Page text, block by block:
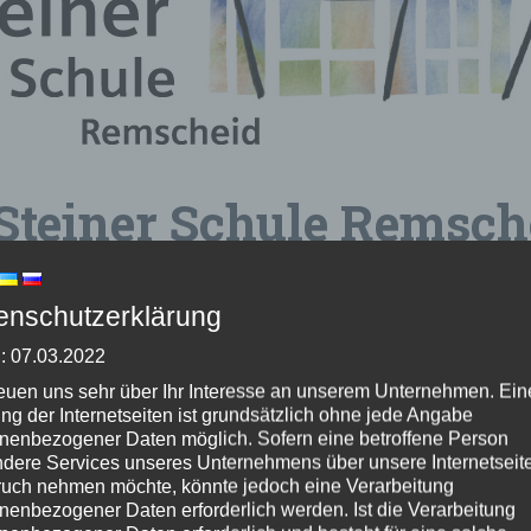
Schule
11. März 2022
und Bewegung ein Zeichen für den Frieden setzen. Mit
gemeinsam das Lied „Give Peace a Chance“ gesungen
ein Friedenssymbol geschaffen. Besonders die
uns Erwachsene sehr beeindruckt.
07.03.2022
uns sehr über Ihr Interesse an unserem Unternehmen.
der Internetseiten ist grundsätzlich ohne jede Angabe
Daten möglich. Sofern eine betroffene Person
Services unseres Unternehmens über unsere
nehmen möchte, könnte jedoch eine Verarbeitung
Daten erforderlich werden. Ist die Verarbeitung